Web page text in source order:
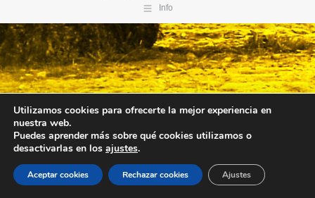
Info
Utilizamos cookies para ofrecerte la mejor experiencia en
nuestra web.
Puedes aprender más sobre qué cookies utilizamos o
desactivarlas en los ajustes.
Aceptar cookies Rechazar cookies Ajustes